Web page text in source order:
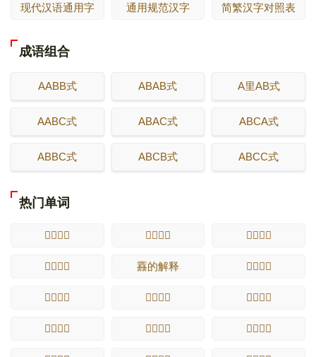
现代汉语通用字 通用规范汉字 简繁汉字对照表
成语组合
AABB式 ABAB式 A里AB式
AABC式 ABAC式 ABCA式
ABBC式 ABCB式 ABCC式
热门单词
𮙀的解释 𮙁的解释 𮙂的解释
𮙃的解释 䨺的解释 𮙄的解释
𮙅的解释 𮙆的解释 𮙇的解释
𮙈的解释 𮙉的解释 𮙊的解释